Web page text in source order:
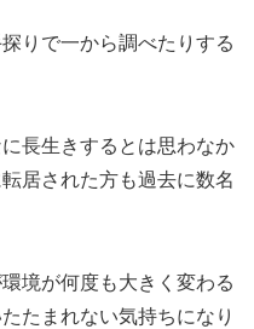
りで一から調べたりする
長生きするとは思わなか
居された方も過去に数名
境が何度も大きく変わる
たまれない気持ちになり